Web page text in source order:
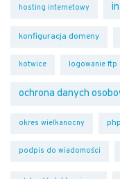
hosting internetowy
konfiguracja domeny
kotwice logowanie ftp
ochrona danych
okres wielkanocny
podpis do wiadomości